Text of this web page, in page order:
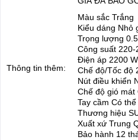
Thông tin thêm:
Màu sắc Trắng
Kiểu dáng Nhỏ
Trọng lượng
Công suất 220-
Điện áp 2200 W
Chế độ/Tốc độ
Nút điều khiển
Chế độ gió mát
Tay cầm Có
Thương hiệu
Xuất xứ Trung
Bảo hành 12